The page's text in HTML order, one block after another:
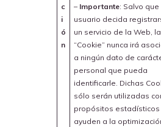
c
i
ó
n
– Importante: Salvo que
usuario decida
un servicio de la Web, la
“Cookie” nunca irá
a ningún dato de
personal que pueda
identificarle. Dichas
sólo serán utilizadas
propósitos estadísticos
ayuden a la